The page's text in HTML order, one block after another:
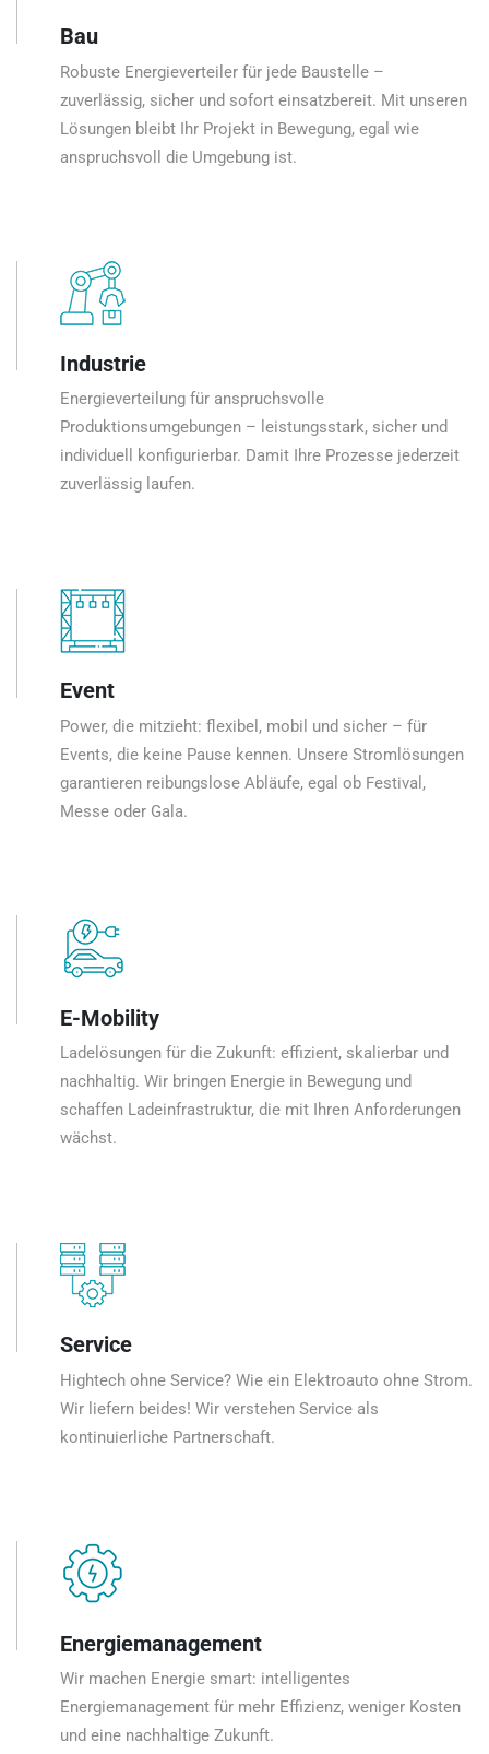
Bau
Robuste Energieverteiler für jede Baustelle –
zuverlässig, sicher und sofort einsatzbereit. Mit unseren
Lösungen bleibt Ihr Projekt in Bewegung, egal wie
anspruchsvoll die Umgebung ist.
Industrie
Energieverteilung für anspruchsvolle
Produktionsumgebungen – leistungsstark, sicher und
individuell konfigurierbar. Damit Ihre Prozesse jederzeit
zuverlässig laufen.
Event
Power, die mitzieht: flexibel, mobil und sicher – für
Events, die keine Pause kennen. Unsere Stromlösungen
garantieren reibungslose Abläufe, egal ob Festival,
Messe oder Gala.
E-Mobility
Ladelösungen für die Zukunft: effizient, skalierbar und
nachhaltig. Wir bringen Energie in Bewegung und
schaffen Ladeinfrastruktur, die mit Ihren Anforderungen
wächst.
Service
Hightech ohne Service? Wie ein Elektroauto ohne Strom.
Wir liefern beides! Wir verstehen Service als
kontinuierliche Partnerschaft.
Energiemanagement
Wir machen Energie smart: intelligentes
Energiemanagement für mehr Effizienz, weniger Kosten
und eine nachhaltige Zukunft.